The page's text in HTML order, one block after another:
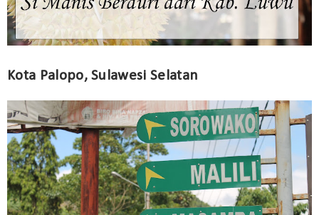
Kota Palopo, Sulawesi Selatan